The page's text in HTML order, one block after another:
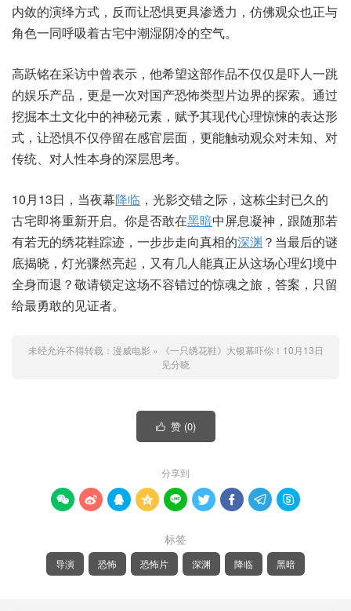
内敛的演绎方式，反而让恐惧更具渗透力，仿佛观众也正与
角色一同呼吸着古宅中潮湿阴冷的空气。
高跃铭在采访中曾表示，他希望这部作品不仅仅是吓人一跳
的娱乐产品，更是一次对国产恐怖类型片边界的探索。通过
挖掘本土文化中的神秘元素，赋予其现代心理惊悚的表达形
式，让恐惧不仅停留在感官层面，更能触动观众对未知、对
传统、对人性本身的深层思考。
10月13日，当夜幕降临 ，光影交错之际，这栋尘封已久的
古宅即将重新开启。你是否敢在黑暗中屏息凝神，跟随那若
有若无的绣花鞋踪迹，一步步走向真相的深渊 ？当最后的谜
底揭晓，灯光骤然亮起，又有几人能真正从这场心理幻境中
全身而退？敬请锁定这场不容错过的惊魂之旅，答案，只留
给最勇敢的见证者。
未经允许不得转载： 漫威电影 »
《一只绣花鞋》大银幕吓你！10月13日
见分晓
 赞 (0)
分享到
        
标签
导演 恐怖 恐怖片 深渊 降临 黑暗